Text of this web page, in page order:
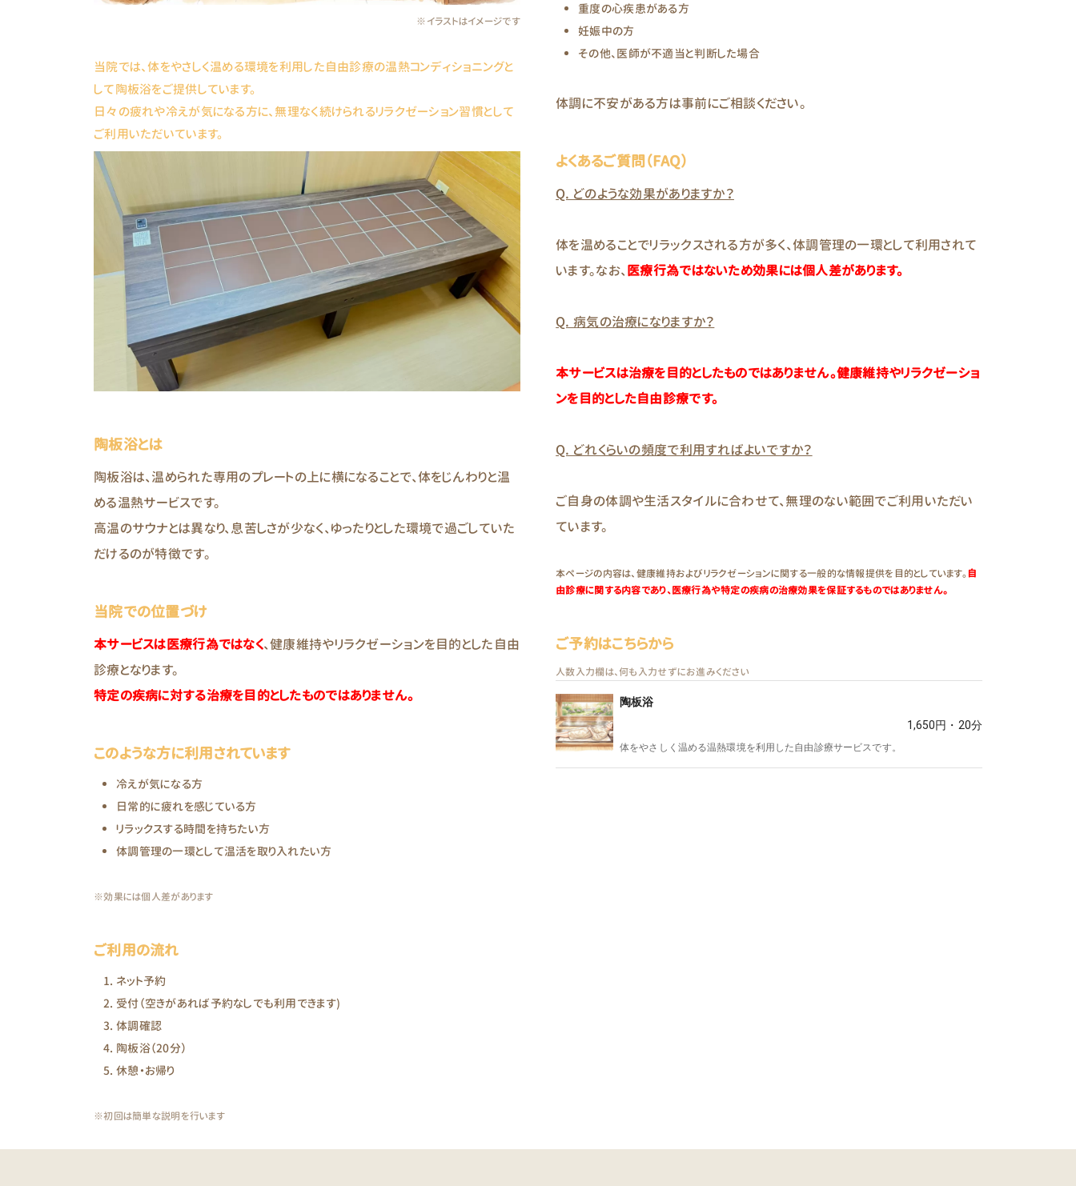
※イラストはイメージです
当院では、体をやさしく温める環境を利用した自由診療の温熱コンディショニングと
して陶板浴をご提供しています。
日々の疲れや冷えが気になる方に、無理なく続けられるリラクゼーション習慣として
ご利用いただいています。
陶板浴とは
陶板浴は、温められた専用のプレートの上に横になることで、体をじんわりと温
める温熱サービスです。
高温のサウナとは異なり、息苦しさが少なく、ゆったりとした環境で過ごしていた
だけるのが特徴です。
当院での位置づけ
本サービスは医療行為ではなく、健康維持やリラクゼーションを目的とした自由
診療となります。
特定の疾病に対する治療を目的としたものではありません。
このような方に利用されています
冷えが気になる方
日常的に疲れを感じている方
リラックスする時間を持ちたい方
体調管理の一環として温活を取り入れたい方
※効果には個人差があります
ご利用の流れ
ネット予約
受付（空きがあれば予約なしでも利用できます)
体調確認
陶板浴（20分）
休憩・お帰り
※初回は簡単な説明を行います
重度の心疾患がある方
妊娠中の方
その他、医師が不適当と判断した場合
体調に不安がある方は事前にご相談ください。
よくあるご質問（FAQ）
Q. どのような効果がありますか？
体を温めることでリラックスされる方が多く、体調管理の一環として利用されて
います。なお、医療行為ではないため効果には個人差があります。
Q. 病気の治療になりますか？
本サービスは治療を目的としたものではありません。健康維持やリラクゼーショ
ンを目的とした自由診療です。
Q. どれくらいの頻度で利用すればよいですか？
ご自身の体調や生活スタイルに合わせて、無理のない範囲でご利用いただい
ています。
本ページの内容は、健康維持およびリラクゼーションに関する一般的な情報提供を目的としています。自
由診療に関する内容であり、医療行為や特定の疾病の治療効果を保証するものではありません。
ご予約はこちらから
人数入力欄は、何も入力せずにお進みください